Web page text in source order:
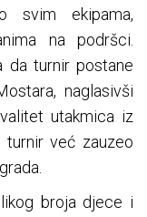
svim ekipama,
na podršci.
da turnir postane
naglasivši
utakmica iz
već zauzeo
broja djece i